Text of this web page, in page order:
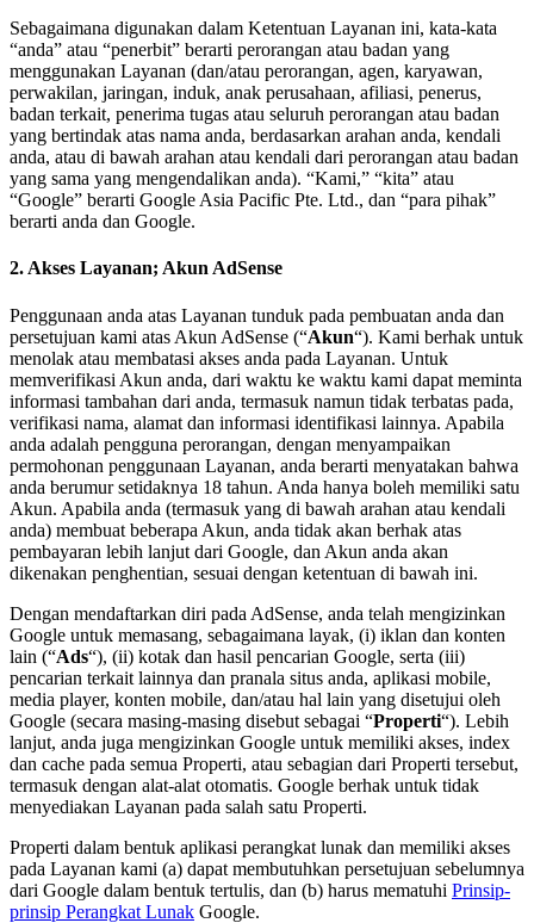
Sebagaimana digunakan dalam Ketentuan Layanan ini, kata-kata
“anda” atau “penerbit” berarti perorangan atau badan yang
menggunakan Layanan (dan/atau perorangan, agen, karyawan,
perwakilan, jaringan, induk, anak perusahaan, afiliasi, penerus,
badan terkait, penerima tugas atau seluruh perorangan atau badan
yang bertindak atas nama anda, berdasarkan arahan anda, kendali
anda, atau di bawah arahan atau kendali dari perorangan atau badan
yang sama yang mengendalikan anda). “Kami,” “kita” atau
“Google” berarti Google Asia Pacific Pte. Ltd., dan “para pihak”
berarti anda dan Google.
2. Akses Layanan; Akun AdSense
Penggunaan anda atas Layanan tunduk pada pembuatan anda dan
persetujuan kami atas Akun AdSense (“Akun“). Kami berhak untuk
menolak atau membatasi akses anda pada Layanan. Untuk
memverifikasi Akun anda, dari waktu ke waktu kami dapat meminta
informasi tambahan dari anda, termasuk namun tidak terbatas pada,
verifikasi nama, alamat dan informasi identifikasi lainnya. Apabila
anda adalah pengguna perorangan, dengan menyampaikan
permohonan penggunaan Layanan, anda berarti menyatakan bahwa
anda berumur setidaknya 18 tahun. Anda hanya boleh memiliki satu
Akun. Apabila anda (termasuk yang di bawah arahan atau kendali
anda) membuat beberapa Akun, anda tidak akan berhak atas
pembayaran lebih lanjut dari Google, dan Akun anda akan
dikenakan penghentian, sesuai dengan ketentuan di bawah ini.
Dengan mendaftarkan diri pada AdSense, anda telah mengizinkan
Google untuk memasang, sebagaimana layak, (i) iklan dan konten
lain (“Ads“), (ii) kotak dan hasil pencarian Google, serta (iii)
pencarian terkait lainnya dan pranala situs anda, aplikasi mobile,
media player, konten mobile, dan/atau hal lain yang disetujui oleh
Google (secara masing-masing disebut sebagai “Properti“). Lebih
lanjut, anda juga mengizinkan Google untuk memiliki akses, index
dan cache pada semua Properti, atau sebagian dari Properti tersebut,
termasuk dengan alat-alat otomatis. Google berhak untuk tidak
menyediakan Layanan pada salah satu Properti.
Properti dalam bentuk aplikasi perangkat lunak dan memiliki akses
pada Layanan kami (a) dapat membutuhkan persetujuan sebelumnya
dari Google dalam bentuk tertulis, dan (b) harus mematuhi Prinsip-
prinsip Perangkat Lunak Google.